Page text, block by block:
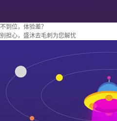
不到位，体验差？
别担心，盛沐去毛刺为您解忧